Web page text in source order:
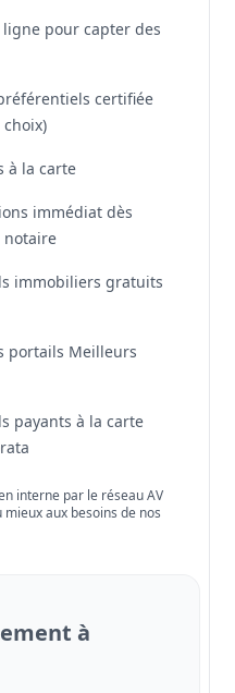
pour capter des
certifiée
à la carte
immédiat dès
notaire
immobiliers gratuits
portails Meilleurs
payants à la carte
interne par le réseau AV
aux besoins de nos
à